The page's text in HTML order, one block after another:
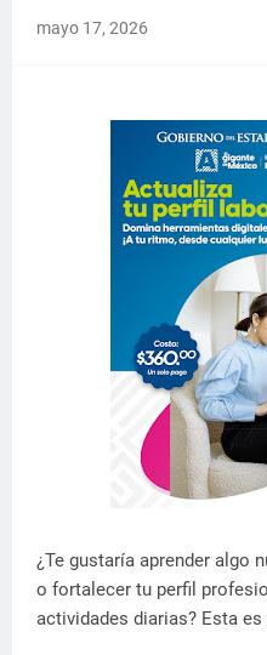
mayo 17, 2026
¿Te gustaría aprender algo
o fortalecer tu perfil
actividades diarias? Esta